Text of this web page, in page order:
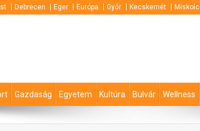
Debrecen Eger Európa Győr Kecskemét Miskolc
Gazdaság Egyetem Kultúra Bulvár Wellness